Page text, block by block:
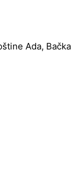
Ada,